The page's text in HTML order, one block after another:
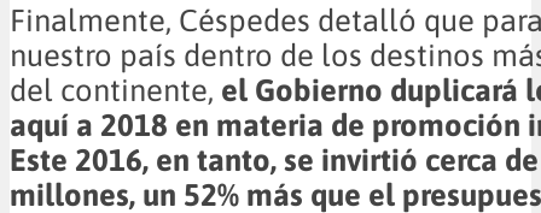
Finalmente, Céspedes detalló que
nuestro país dentro de los destinos
del continente, el Gobierno duplicará
aquí a 2018 en materia de promoción
Este 2016, en tanto, se invirtió cerca
millones, un 52% más que el